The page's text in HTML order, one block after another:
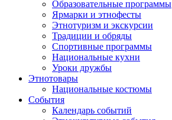
Образовательные программы
Ярмарки и этнофесты
Этнотуризм и экскурсии
Традиции и обряды
Спортивные программы
Национальные кухни
Уроки дружбы
Этнотовары
Национальные костюмы
События
Календарь событий